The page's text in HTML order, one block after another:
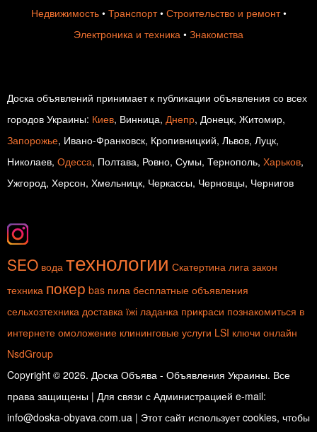
Недвижимость• Транспорт• Строительство и ремонт•
Электроника и техника • Знакомства
Доска объявлений принимает к публикации объявления со всех
городов Украины: Киев, Винница, Днепр, Донецк, Житомир,
Запорожье, Ивано-Франковск, Кропивницкий, Львов, Луцк,
Николаев, Одесса, Полтава, Ровно, Сумы, Тернополь, Харьков,
Ужгород, Херсон, Хмельницк, Черкассы, Черновцы, Чернигов
SEO вода технологии Скатертина лига закон
техника покер bas пила бесплатные объявления
сельхозтехника доставка їжі ладанка прикраси познакомиться в
интернете омоложение клининговые услуги LSI ключи онлайн
NsdGroup
Copyright © 2026. Доска Объява - Объявления Украины. Все
права защищены | Для связи с Администрацией e-mail:
info@doska-obyava.com.ua | Этот сайт использует cookies, чтобы